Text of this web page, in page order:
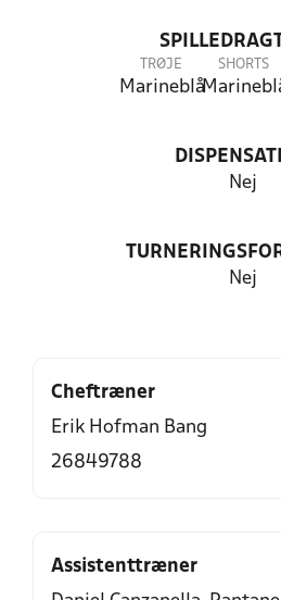
TRØJE
Marineblå
SHORTS
Nej
Nej
Cheftræner
Erik Hofman Bang
26849788
Assistenttræner